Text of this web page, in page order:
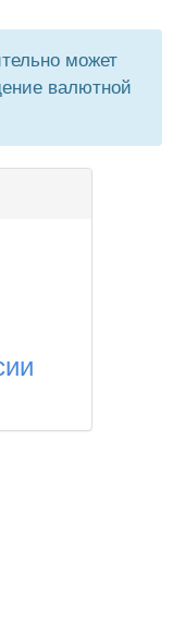
может
валютной